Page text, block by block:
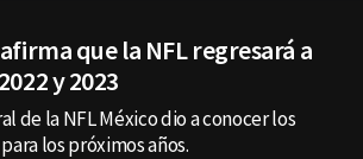
que la NFL regresará a
y 2023
de la NFL México dio a conocer los
los próximos años.